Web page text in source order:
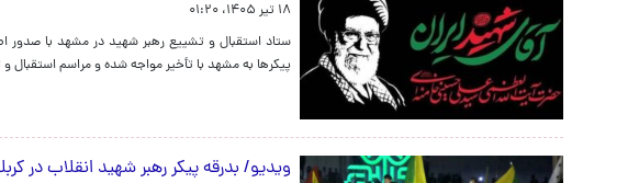
۱۸ تیر ۱۴۰۵، ۰۱:۲۰
ستاد استقبال و تشییع رهبر شهید در مشهد با صدور
پیکرها به مشهد با تأخیر مواجه شده و مراسم استقبال و تشییع ساعت ۱۴ روز پنجشنبه ۱۸
ویدیو/ بدرقه پیکر رهبر شهید انقلاب در